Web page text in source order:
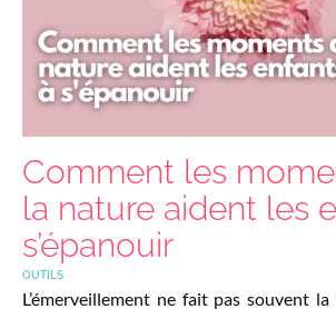
Comment les
la nature aident les
s’épanouir
OUTILS
L’émerveillement ne fait pas souvent